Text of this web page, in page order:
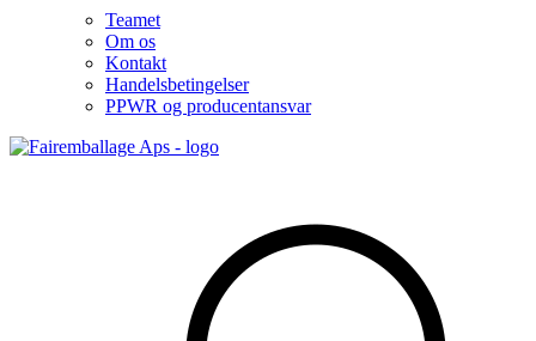
Teamet
Om os
Kontakt
Handelsbetingelser
PPWR og producentansvar